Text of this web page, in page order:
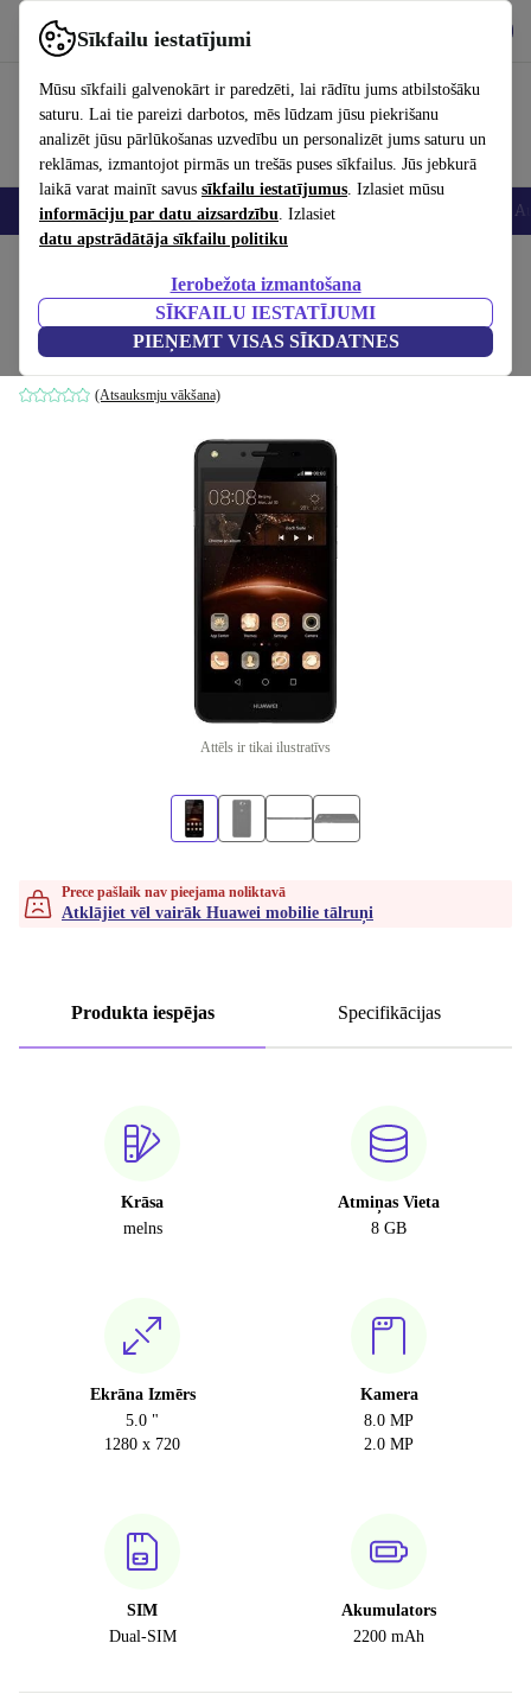
Sīkfailu iestatījumi
Mūsu sīkfaili galvenokārt ir paredzēti, lai rādītu jums atbilstošāku
saturu. Lai tie pareizi darbotos, mēs lūdzam jūsu piekrišanu
analizēt jūsu pārlūkošanas uzvedību un personalizēt jums saturu un
reklāmas, izmantojot pirmās un trešās puses sīkfailus. Jūs jebkurā
laikā varat mainīt savus sīkfailu iestatījumus. Izlasiet mūsu
informāciju par datu aizsardzību. Izlasiet
datu apstrādātāja sīkfailu politiku
Ierobežota izmantošana
SĪKFAILU IESTATĪJUMI
PIEŅEMT VISAS SĪKDATNES
Izmantojiet refurbed ātri un viegli
Viedtālruņi Portatīvie datori Planšetes Viedpulksteņi
Huawei Y5 II
8 GB | Dual-SIM | melns
(Atsauksmju vākšana)
Attēls ir tikai ilustratīvs
Prece pašlaik nav pieejama noliktavā
Atklājiet vēl vairāk Huawei mobilie tālruņi
Produkta iespējas Specifikācijas
Krāsa
melns
Atmiņas Vieta
8 GB
Ekrāna Izmērs
5.0 "
1280 x 720
Kamera
8.0 MP
2.0 MP
SIM
Dual-SIM
Akumulators
2200 mAh